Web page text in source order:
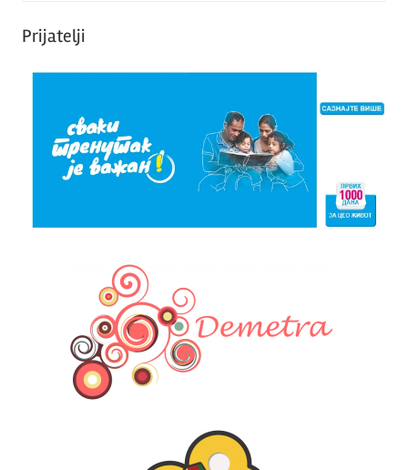
Prijatelji